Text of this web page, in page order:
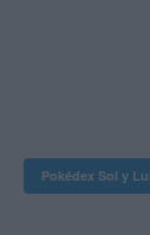
Pokédex Sol y